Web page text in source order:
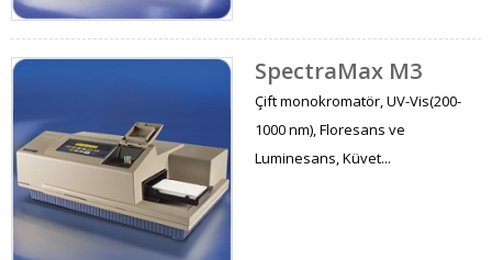
SpectraMax M3
Çift monokromatör, UV-Vis(200-
1000 nm), Floresans ve
Luminesans, Küvet...